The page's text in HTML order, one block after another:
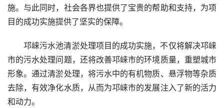
施。与此同时，社会各界也提供了宝贵的帮助和支持，为项
目的成功实施提供了坚实的保障。
邛崃污水池清淤处理项目的成功实施，不仅将解决邛崃
市的污水处理问题，还将改善邛崃市的环境质量，重塑城市
形象。通过清淤处理，将污水中的有机物质、悬浮物等杂质
去除，有效净化水质，从而为邛崃市的发展注入了新的活力
和动力。